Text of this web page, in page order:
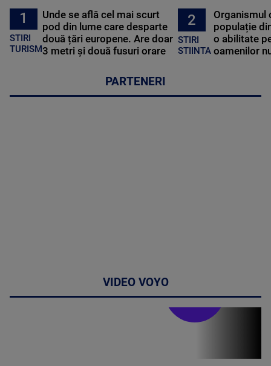
1
STIRI
TURISM
Unde se află cel mai scurt
pod din lume care desparte
două țări europene. Are doar
3 metri și două fusuri orare
2
STIRI
STIINTA
Organismul
populație
o abilitate
oamenilor
PARTENERI
VIDEO VOYO